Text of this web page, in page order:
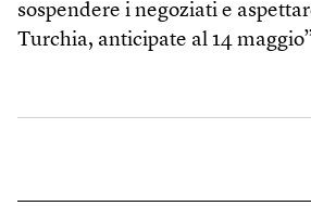
sospendere i negoziati e
Turchia, anticipate al 14